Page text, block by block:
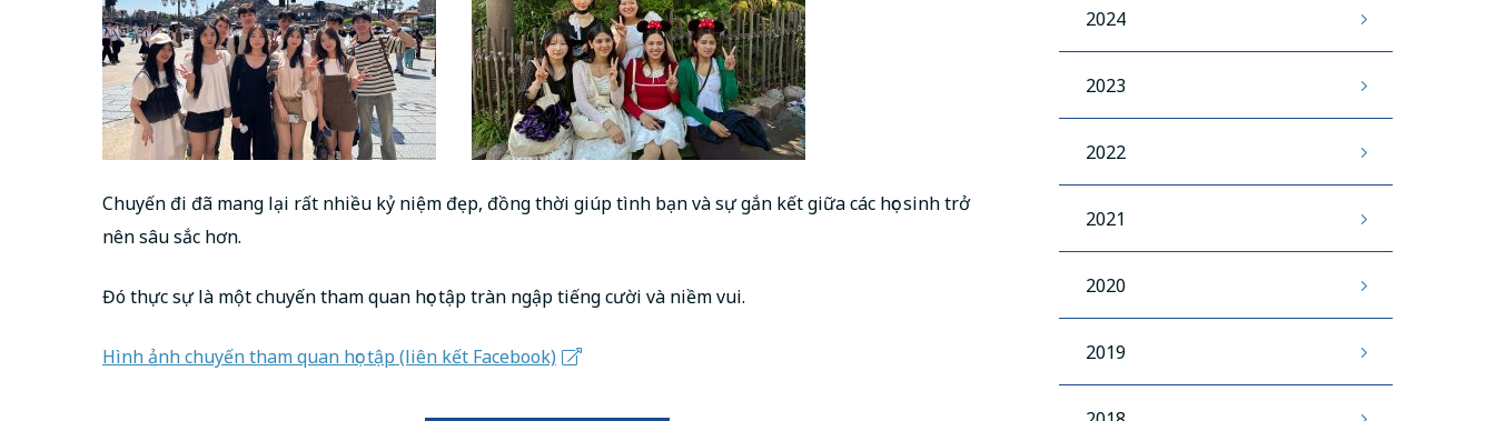
Chuyến đi đã mang lại rất nhiều kỷ niệm đẹp, đồng thời giúp tình bạn và sự gắn kết giữa các học sinh trở
nên sâu sắc hơn.
Đó thực sự là một chuyến tham quan học tập tràn ngập tiếng cười và niềm vui.
Hình ảnh chuyến tham quan học tập (liên kết Facebook)
2024
2023
2022
2021
2020
2019